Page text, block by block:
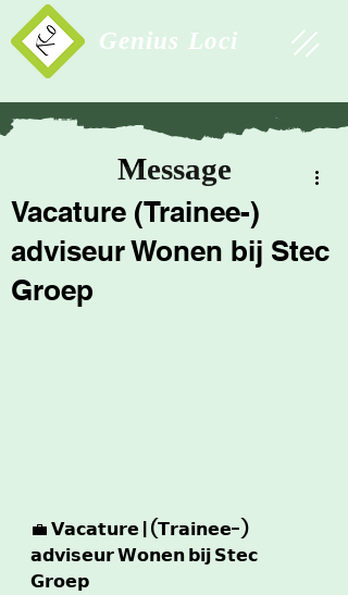
Genius Loci
Message
Vacature (Trainee-)
adviseur Wonen bij Stec
Groep
💼 𝗩𝗮𝗰𝗮𝘁𝘂𝗿𝗲 | (𝗧𝗿𝗮𝗶𝗻𝗲𝗲-)
𝗮𝗱𝘃𝗶𝘀𝗲𝘂𝗿 𝗪𝗼𝗻𝗲𝗻 𝗯𝗶𝗷 𝗦𝘁𝗲𝗰
𝗚𝗿𝗼𝗲𝗽